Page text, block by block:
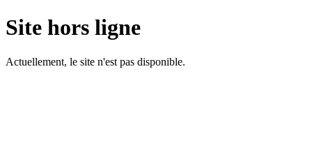
Site hors ligne
Actuellement, le site n'est pas disponible.